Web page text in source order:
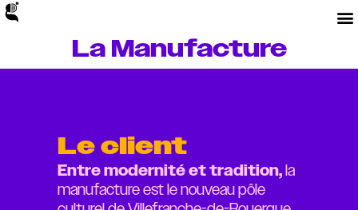
La Manufacture
Le client
Entre modernité et tradition,la
manufacture est le nouveau pôle